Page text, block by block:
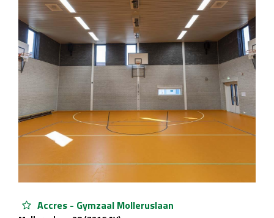
Accres - Gymzaal Molleruslaan